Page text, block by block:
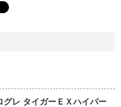
レ タイガーＥＸハイパー